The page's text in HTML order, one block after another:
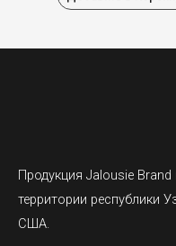
Продукция Jalousie
территории республики
США.